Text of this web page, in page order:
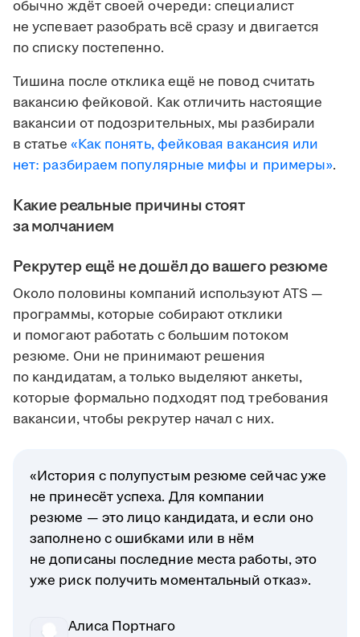
обычно ждёт своей очереди: специалист
не успевает разобрать всё сразу и двигается
по списку постепенно.
Тишина после отклика ещё не повод считать
вакансию фейковой. Как отличить настоящие
вакансии от подозрительных, мы разбирали
в статье «Как понять, фейковая вакансия или
нет: разбираем популярные мифы и примеры».
Какие реальные причины стоят
за молчанием
Рекрутер ещё не дошёл до вашего резюме
Около половины компаний используют ATS —
программы, которые собирают отклики
и помогают работать с большим потоком
резюме. Они не принимают решения
по кандидатам, а только выделяют анкеты,
которые формально подходят под требования
вакансии, чтобы рекрутер начал с них.
«История с полупустым резюме сейчас уже
не принесёт успеха. Для компании
резюме — это лицо кандидата, и если оно
заполнено с ошибками или в нём
не дописаны последние места работы, это
уже риск получить моментальный отказ».
Алиса Портнаго